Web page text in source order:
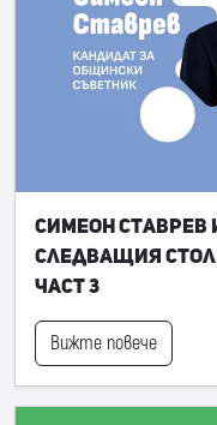
Симеон Ставрев
следващия
част 3
Вижте повече